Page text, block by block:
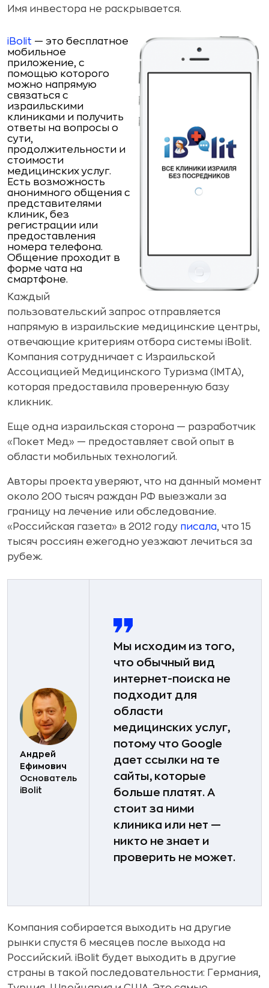
Имя инвестора не раскрывается.
iBolit — это бесплатное
мобильное
приложение, с
помощью которого
можно напрямую
связаться с
израильскими
клиниками и получить
ответы на вопросы о
сути,
продолжительности и
стоимости
медицинских услуг.
Есть возможность
анонимного общения с
представителями
клиник, без
регистрации или
предоставления
номера телефона.
Общение проходит в
форме чата на
смартфоне.
Каждый
пользовательский запрос отправляется
напрямую в израильские медицинские центры,
отвечающие критериям отбора системы iBolit.
Компания сотрудничает с Израильской
Ассоциацией Медицинского Туризма (IMTA),
которая предоставила проверенную базу
кликник.
Еще одна израильская сторона — разработчик
«Покет Мед» — предоставляет свой опыт в
области мобильных технологий.
Авторы проекта уверяют, что на данный момент
около 200 тысяч раждан РФ выезжали за
границу на лечение или обследование.
«Российская газета» в 2012 году писала, что 15
тысяч россиян ежегодно уезжают лечиться за
рубеж.
Андрей
Ефимович
Основатель
iBolit
Мы исходим из того,
что обычный вид
интернет-поиска не
подходит для
области
медицинских услуг,
потому что Google
дает ссылки на те
сайты, которые
больше платят. А
стоит за ними
клиника или нет —
никто не знает и
проверить не может.
Компания собирается выходить на другие
рынки спустя 6 месяцев после выхода на
Российский. iBolit будет выходить в другие
страны в такой последовательности: Германия,